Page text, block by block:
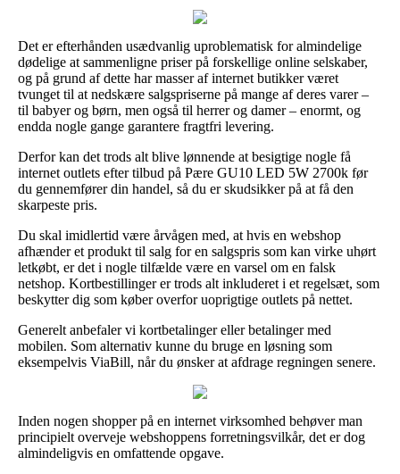
Det er efterhånden usædvanlig uproblematisk for almindelige
dødelige at sammenligne priser på forskellige online selskaber,
og på grund af dette har masser af internet butikker været
tvunget til at nedskære salgspriserne på mange af deres varer –
til babyer og børn, men også til herrer og damer – enormt, og
endda nogle gange garantere fragtfri levering.
Derfor kan det trods alt blive lønnende at besigtige nogle få
internet outlets efter tilbud på Pære GU10 LED 5W 2700k før
du gennemfører din handel, så du er skudsikker på at få den
skarpeste pris.
Du skal imidlertid være årvågen med, at hvis en webshop
afhænder et produkt til salg for en salgspris som kan virke uhørt
letkøbt, er det i nogle tilfælde være en varsel om en falsk
netshop. Kortbestillinger er trods alt inkluderet i et regelsæt, som
beskytter dig som køber overfor uoprigtige outlets på nettet.
Generelt anbefaler vi kortbetalinger eller betalinger med
mobilen. Som alternativ kunne du bruge en løsning som
eksempelvis ViaBill, når du ønsker at afdrage regningen senere.
Inden nogen shopper på en internet virksomhed behøver man
principielt overveje webshoppens forretningsvilkår, det er dog
almindeligvis en omfattende opgave.